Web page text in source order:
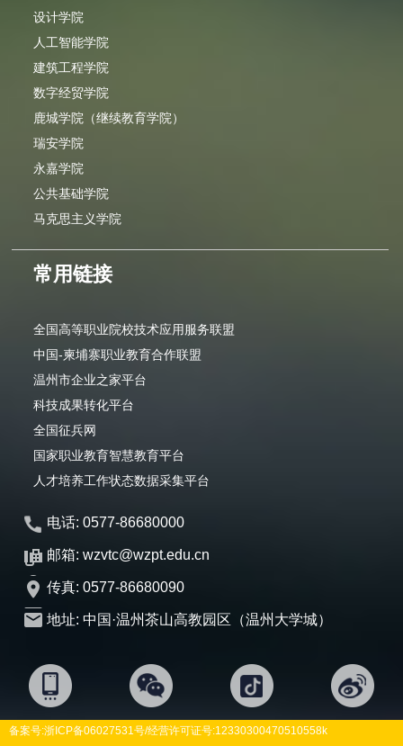
设计学院
人工智能学院
建筑工程学院
数字经贸学院
鹿城学院（继续教育学院）
瑞安学院
永嘉学院
公共基础学院
马克思主义学院
常用链接
全国高等职业院校技术应用服务联盟
中国-柬埔寨职业教育合作联盟
温州市企业之家平台
科技成果转化平台
全国征兵网
国家职业教育智慧教育平台
人才培养工作状态数据采集平台
电话: 0577-86680000
邮箱: wzvtc@wzpt.edu.cn
传真: 0577-86680090
地址: 中国·温州茶山高教园区（温州大学城）
备案号:浙ICP备06027531号/经营许可证号:12330300470510558k